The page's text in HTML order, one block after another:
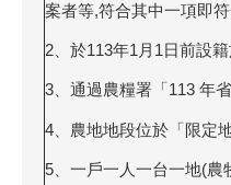
案者等,符合其中一項即符
2、於113年1月1日前設
3、通過農糧署「113 年
4、農地地段位於「限定
5、一戶一人一台一地(農